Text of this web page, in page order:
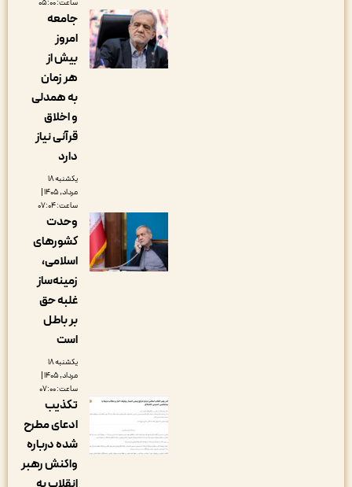
جامعه
امروز
بیش از
هر زمان
به همدلی
قرآنی نیاز
مرداد, ۱۴۰۵ |
وحدت
کشورهای
اسلامی،
زمینه‌ساز
غلبه حق
مرداد, ۱۴۰۵ |
تکذیب
ادعای مطرح
شده درباره
واکنش رهبر